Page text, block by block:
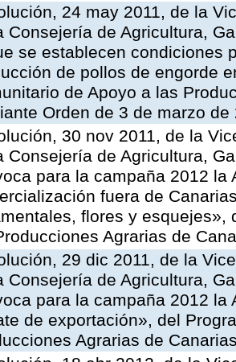
24 may 2011, de la
Consejería de Agricultura,
se establecen condiciones
de pollos de engorde
de Apoyo a las
Orden de 3 de marzo de
30 nov 2011, de la
Consejería de Agricultura,
para la campaña 2012 la
fuera de
flores y esquejes»,
Agrarias de
29 dic 2011, de la
Consejería de Agricultura,
para la campaña 2012
de exportación», del
Agrarias de